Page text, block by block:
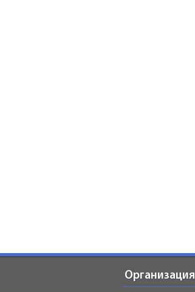
Организация